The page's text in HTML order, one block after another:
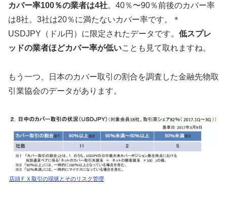
カバー率100％の業者は4社。40％〜90％前後のカバー率
は8社。3社は20％に満たないカバー率です。＊
USDJPY（ドル円）に限定されたデータです。 低スプレ
ッドの業者ほどカバー率が低いことも見て取れますね。
もう一つ、日本のカバー取引の割合を調査した金融先物取
引業協会のデータがあります。
店頭ＦＸ取引の現状とそのリスク管理